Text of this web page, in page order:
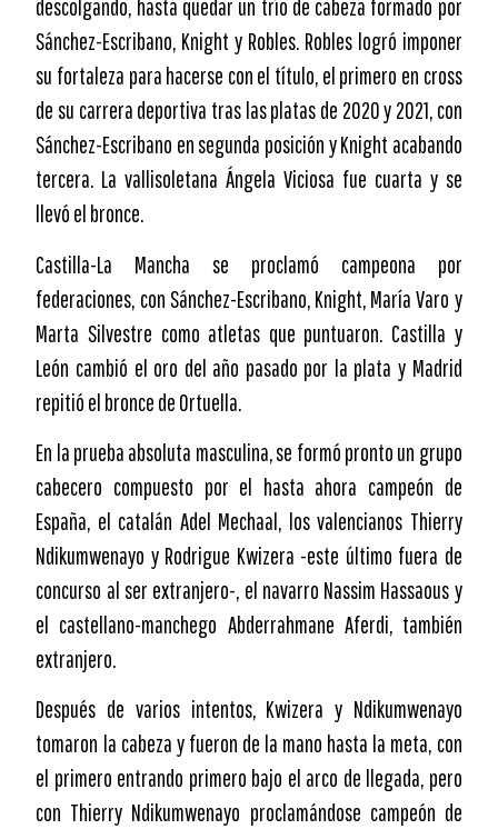
descolgando, hasta quedar un trío de cabeza formado por
Sánchez-Escribano, Knight y Robles. Robles logró imponer
su fortaleza para hacerse con el título, el primero en cross
de su carrera deportiva tras las platas de 2020 y 2021, con
Sánchez-Escribano en segunda posición y Knight acabando
tercera. La vallisoletana Ángela Viciosa fue cuarta y se
llevó el bronce.
Castilla-La Mancha se proclamó campeona por
federaciones, con Sánchez-Escribano, Knight, María Varo y
Marta Silvestre como atletas que puntuaron. Castilla y
León cambió el oro del año pasado por la plata y Madrid
repitió el bronce de Ortuella.
En la prueba absoluta masculina, se formó pronto un grupo
cabecero compuesto por el hasta ahora campeón de
España, el catalán Adel Mechaal, los valencianos Thierry
Ndikumwenayo y Rodrigue Kwizera -este último fuera de
concurso al ser extranjero-, el navarro Nassim Hassaous y
el castellano-manchego Abderrahmane Aferdi, también
extranjero.
Después de varios intentos, Kwizera y Ndikumwenayo
tomaron la cabeza y fueron de la mano hasta la meta, con
el primero entrando primero bajo el arco de llegada, pero
con Thierry Ndikumwenayo proclamándose campeón de